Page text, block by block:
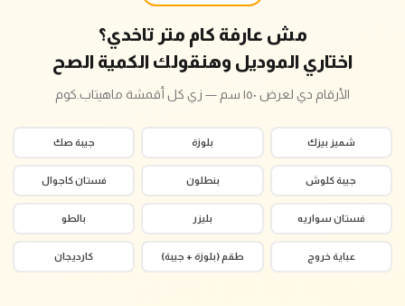
مش عارفة كام متر تاخدي؟
اختاري الموديل وهنقولك الكمية الصح
الأرقام دي لعرض ١٥٠ سم — زي كل أقمشة ماهيتاب.كوم
شميز بيزك بلوزة جيبة صك
جيبة كلوش بنطلون فستان كاجوال
فستان سواريه بليزر بالطو
عباية خروج طقم (بلوزة + جيبة) كارديجان